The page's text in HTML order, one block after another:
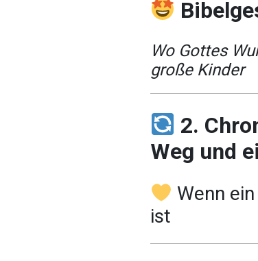
Wo Gottes
große Kinder
2.
Weg und
Wenn
ist